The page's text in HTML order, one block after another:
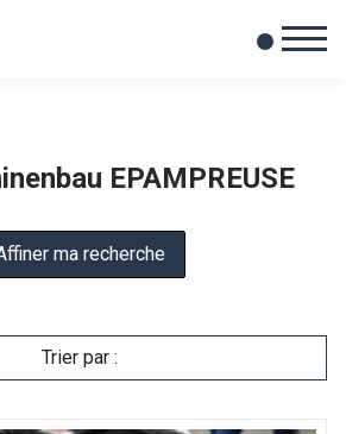
0
EPAMPREUSE
Trier par :
ma recherche